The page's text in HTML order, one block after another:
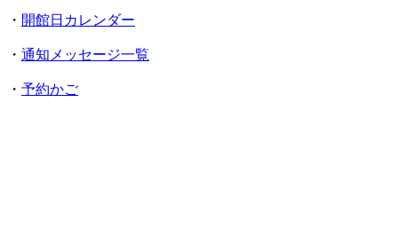
・ 開館日カレンダー
・ 通知メッセージ一覧
・ 予約かご